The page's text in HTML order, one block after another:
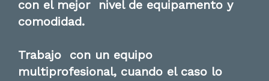
con el mejor nivel de equipamento y
comodidad.
Trabajo con un equipo
multiprofesional, cuando el caso lo